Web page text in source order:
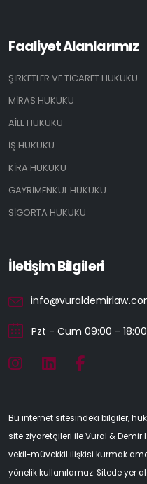
Faaliyet Alanlarımız
ŞİRKETLER VE TİCARET HUKUKU
MİRAS HUKUKU
AİLE HUKUKU
İŞ HUKUKU
KİRA HUKUKU
GAYRİMENKUL HUKUKU
SİGORTA HUKUKU
İletişim Bilgileri
Pzt - Cum 09:00 - 18:00
Bu internet sitesindeki bilgiler,
site ziyaretçileri ile Vural & Demir
vekil-müvekkil ilişkisi kurmak
yönelik kullanılamaz. Sitede yer